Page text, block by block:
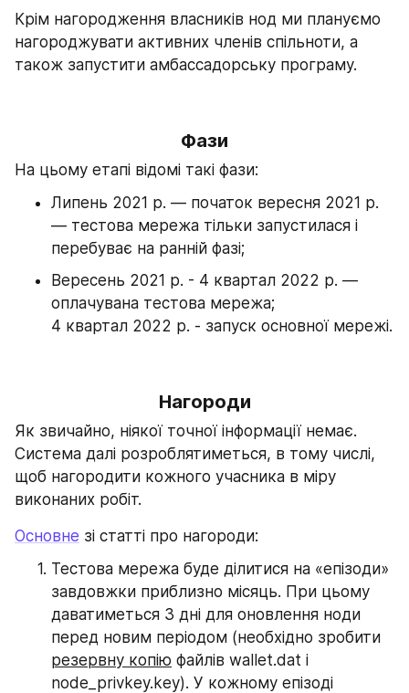
Крім нагородження власників нод ми плануємо
нагороджувати активних членів спільноти, а
також запустити амбассадорську програму.
Фази
На цьому етапі відомі такі фази:
Липень 2021 р. — початок вересня 2021 р.
— тестова мережа тільки запустилася і
перебуває на ранній фазі;
Вересень 2021 р. - 4 квартал 2022 р. —
оплачувана тестова мережа;
4 квартал 2022 р. - запуск основної мережі.
Нагороди
Як звичайно, ніякої точної інформації немає.
Система далі розроблятиметься, в тому числі,
щоб нагородити кожного учасника в міру
виконаних робіт.
Основне зі статті про нагороди:
Тестова мережа буде ділитися на «епізоди»
завдовжки приблизно місяць. При цьому
даватиметься 3 дні для оновлення ноди
резервну копію файлів wallet.dat і
node_privkey.key). У кожному епізоді